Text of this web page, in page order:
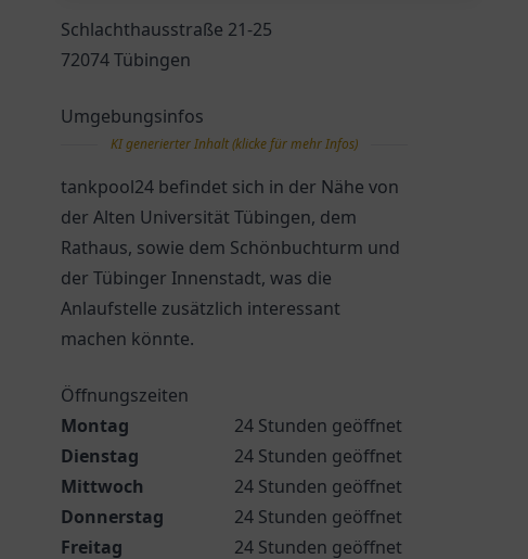
Schlachthausstraße 21-25
72074 Tübingen
Umgebungsinfos
KI generierter Inhalt (klicke für mehr Infos)
tankpool24 befindet sich in der Nähe von
der Alten Universität Tübingen, dem
Rathaus, sowie dem Schönbuchturm und
der Tübinger Innenstadt, was die
Anlaufstelle zusätzlich interessant
machen könnte.
Öffnungszeiten
Montag
24 Stunden geöffnet
Dienstag
24 Stunden geöffnet
Mittwoch
24 Stunden geöffnet
Donnerstag
24 Stunden geöffnet
Freitag
24 Stunden geöffnet